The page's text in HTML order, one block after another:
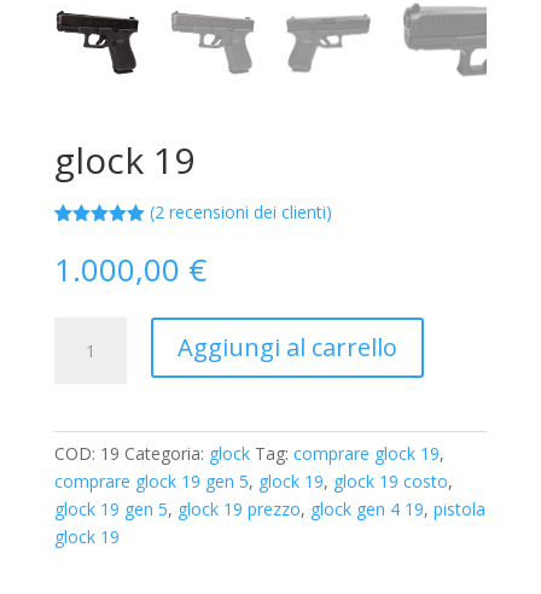
glock 19
su base
(2 recensioni dei clienti)
1.000,00 €
Aggiungi al carrello
COD: 19 Categoria: glock Tag: comprare glock 19,
comprare glock 19 gen 5, glock 19, glock 19 costo,
glock 19 gen 5, glock 19 prezzo, glock gen 4 19, pistola
glock 19